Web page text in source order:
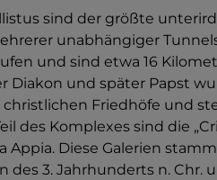
sind der größte
unabhängiger
und sind etwa 16
Diakon und später Papst
Friedhöfe und
des Komplexes sind die
Appia. Diese Galerien
des 3. Jahrhunderts n. Chr.